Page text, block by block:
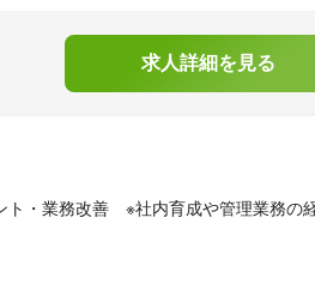
求人詳細を見る
ト・業務改善 ※社内育成や管理業務の